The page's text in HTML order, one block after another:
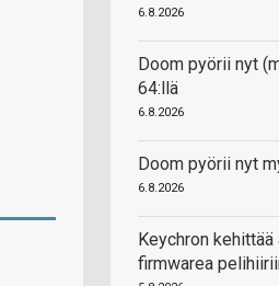
6.8.2026
Doom pyörii nyt
64:llä
6.8.2026
Doom pyörii nyt
6.8.2026
Keychron
firmwarea